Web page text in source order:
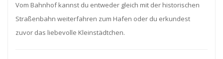
Vom Bahnhof kannst du entweder gleich mit der historischen
Straßenbahn weiterfahren zum Hafen oder du erkundest
zuvor das liebevolle Kleinstädtchen.